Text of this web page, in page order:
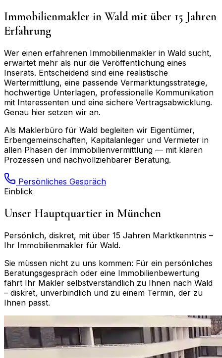
Immobilienmakler in Wald mit über 15 Jahren
Erfahrung
Wer einen erfahrenen Immobilienmakler in Wald sucht,
erwartet mehr als nur die Veröffentlichung eines
Inserats. Entscheidend sind eine realistische
Wertermittlung, eine passende Vermarktungsstrategie,
hochwertige Unterlagen, professionelle Kommunikation
mit Interessenten und eine sichere Vertragsabwicklung.
Genau hier setzen wir an.
Als Maklerbüro für Wald begleiten wir Eigentümer,
Erbengemeinschaften, Kapitalanleger und Vermieter in
allen Phasen der Immobilienvermittlung — mit klaren
Prozessen und nachvollziehbarer Beratung.
Persönliches Gespräch
Einblick
Unser Hauptquartier in München
Persönlich, diskret, mit über 15 Jahren Marktkenntnis –
Ihr Immobilienmakler für Wald.
Sie müssen nicht zu uns kommen: Für ein persönliches
Beratungsgespräch oder eine Immobilienbewertung
fährt Ihr Makler selbstverständlich zu Ihnen nach Wald
– diskret, unverbindlich und zu einem Termin, der zu
Ihnen passt.